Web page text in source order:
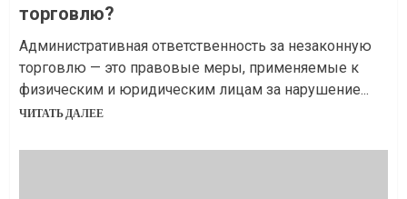
торговлю?
Административная ответственность за незаконную
торговлю — это правовые меры, применяемые к
физическим и юридическим лицам за нарушение...
ЧИТАТЬ ДАЛЕЕ